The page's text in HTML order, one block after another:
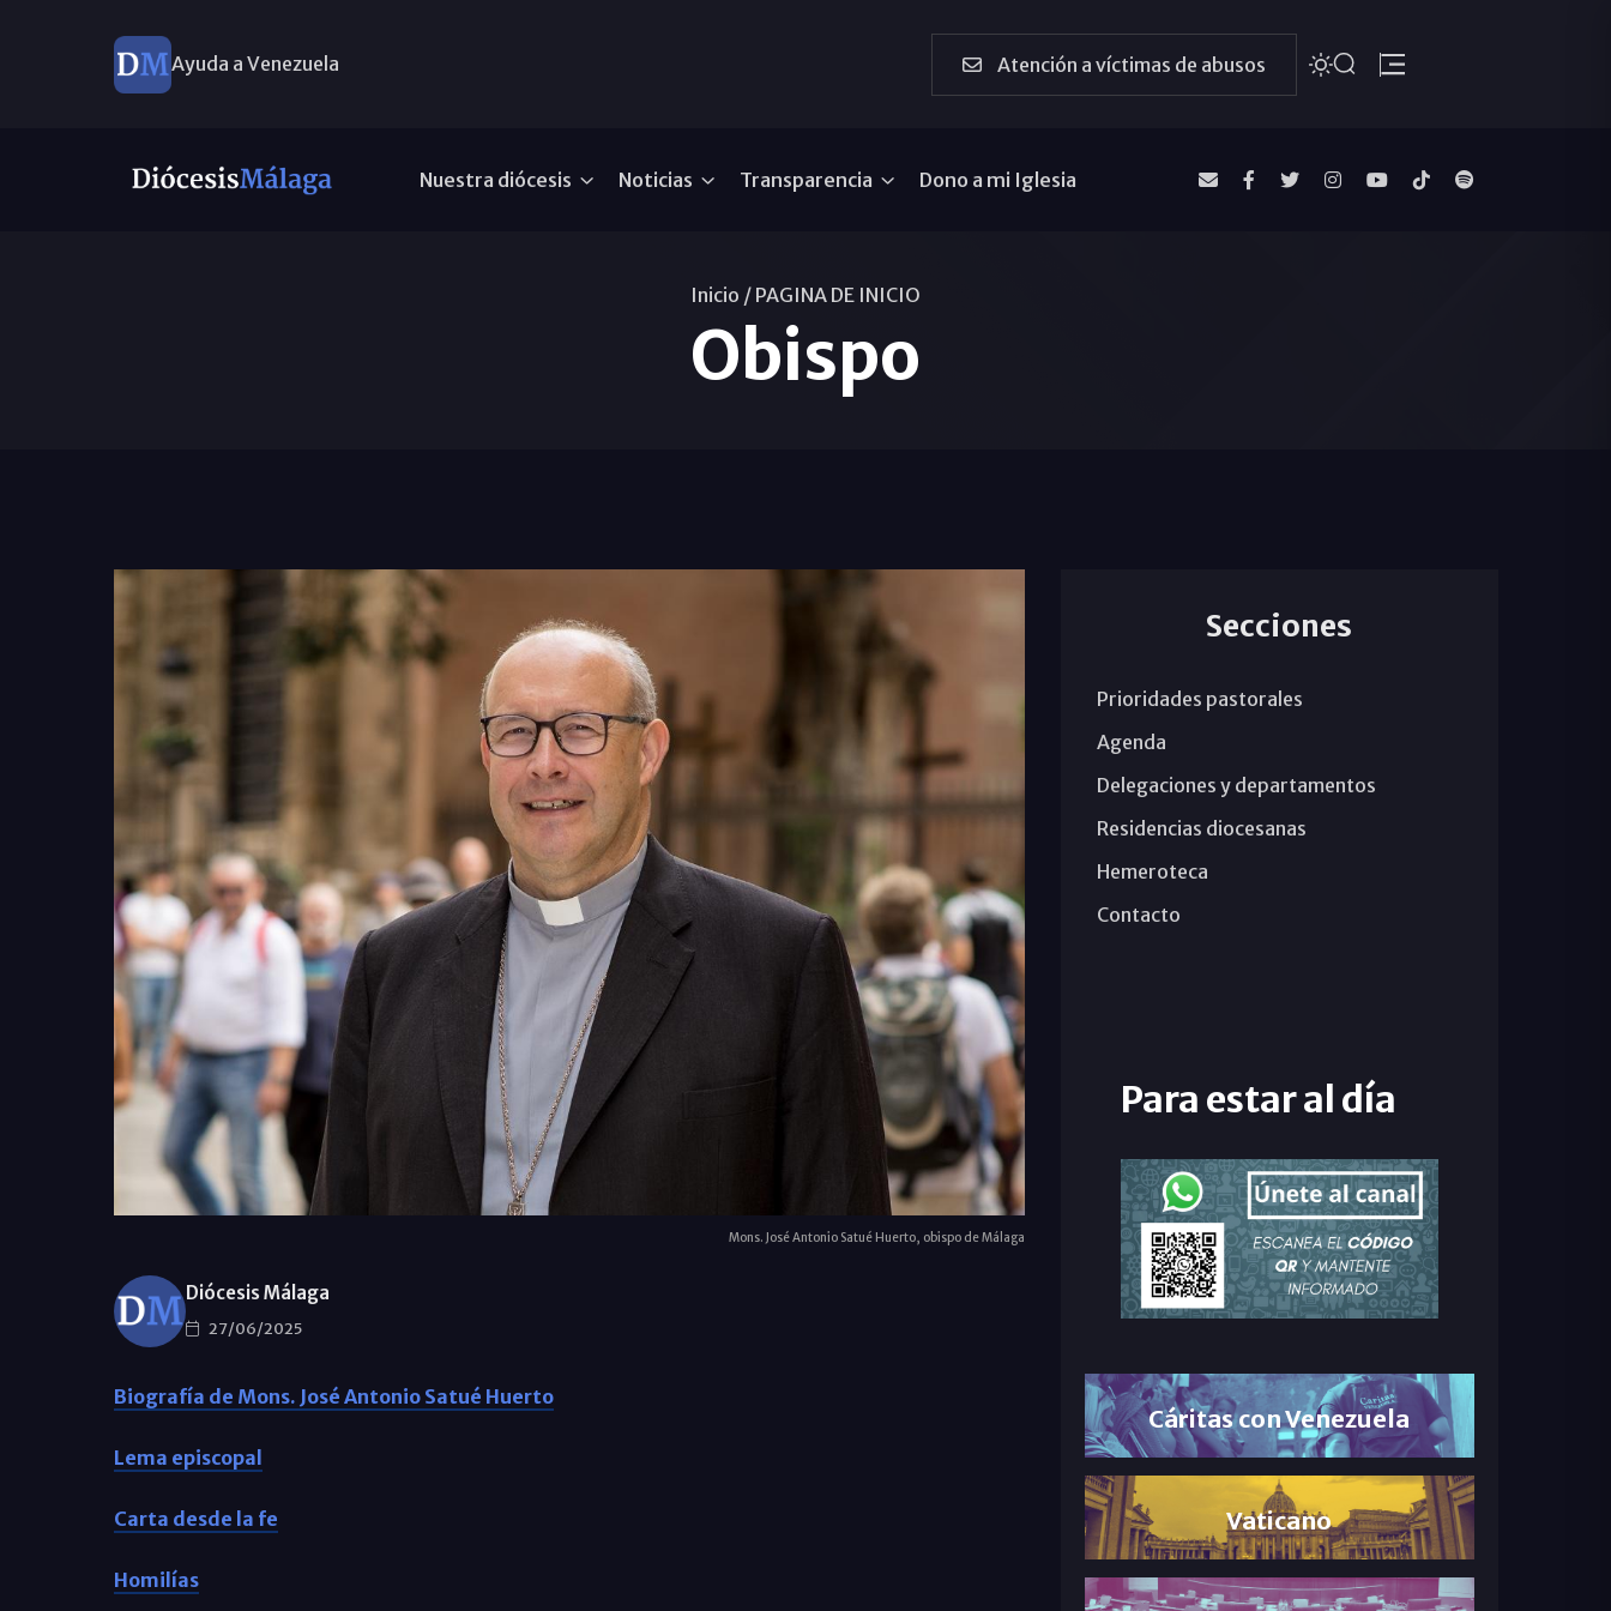
Ayuda a Venezuela Atención a víctimas de abusos
Nuestra diócesis Noticias Transparencia Dono a mi Iglesia
Inicio / PAGINA DE INICIO
Obispo
Mons. José Antonio Satué Huerto, obispo de Málaga
Diócesis Málaga
27/06/2025
Biografía de Mons. José Antonio Satué Huerto
Lema episcopal
Carta desde la fe
Homilías
Secciones
Prioridades pastorales
Agenda
Delegaciones y departamentos
Residencias diocesanas
Hemeroteca
Contacto
Para estar al día
Cáritas con Venezuela
Vaticano